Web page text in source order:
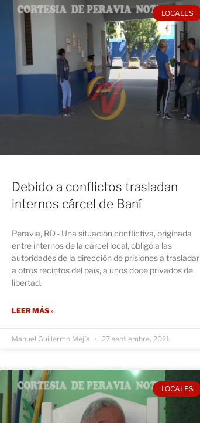
LOCALES
Debido a conflictos trasladan
internos cárcel de Baní
Peravia, RD.- Una situación conflictiva, originada
entre internos de la cárcel local, obligó a las
autoridades de la dirección de prisiones a trasladar
a otros recintos del país, a unos doce privados de
libertad.
LEER MÁS »
Manuel Guillermo Mejía 27 septiembre, 2021
LOCALES